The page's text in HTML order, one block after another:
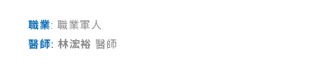
職業: 職業軍人
醫師: 林浤裕 醫師